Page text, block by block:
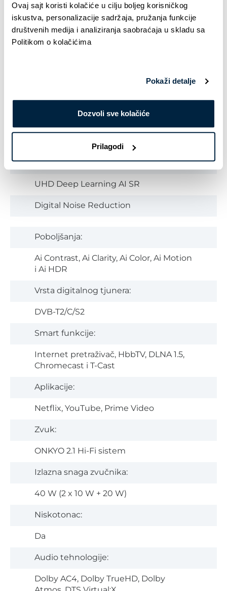
Ovaj sajt koristi kolačiće u cilju boljeg korisničkog
iskustva, personalizacije sadržaja, pružanja funkcije
društvenih medija i analiziranja saobraćaja u skladu sa
Politikom o kolačićima
Pokaži detalje
Dozvoli sve kolačiće
Prilagodi
AiPQ Pro Processor
PPI:
High Dynamic Range (HDR):
Da
HDR10+, HDR10, HLG, Dolby Vision IQ
Poboljšavanje jasnoće:
UHD Deep Learning AI SR
Digital Noise Reduction
Poboljšanja:
Ai Contrast, Ai Clarity, Ai Color, Ai Motion
i Ai HDR
Vrsta digitalnog tjunera:
DVB-T2/C/S2
Smart funkcije:
Internet pretraživač, HbbTV, DLNA 1.5,
Chromecast i T-Cast
Aplikacije:
Netflix, YouTube, Prime Video
Zvuk:
ONKYO 2.1 Hi-Fi sistem
Izlazna snaga zvučnika:
40 W (2 x 10 W + 20 W)
Niskotonac:
Da
Audio tehnologije:
Dolby AC4, Dolby TrueHD, Dolby